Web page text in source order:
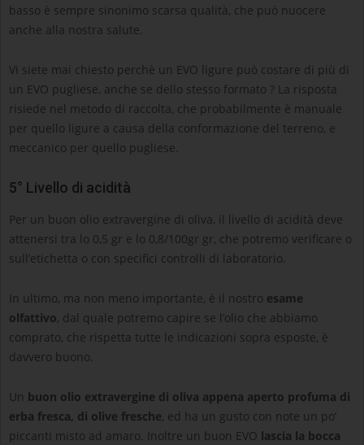
basso è sempre sinonimo scarsa qualità, che può nuocere
anche alla nostra salute.
Vi siete mai chiesto perchè un EVO ligure può costare di più di
un EVO pugliese, anche se dello stesso formato ? La risposta
risiede nel metodo di raccolta, che probabilmente è manuale
per quello ligure a causa della conformazione del terreno, e
meccanico per quello pugliese.
5° Livello di acidità
Per un buon olio extravergine di oliva, il livello di acidità deve
attenersi tra lo 0,5 gr e lo 0,8/100gr gr, che potremo verificare o
sull’etichetta o con specifici controlli di laboratorio.
In ultimo, ma non meno importante, è il nostro esame
olfattivo, dal quale potremo capire se l’olio che abbiamo
comprato, che rispetta tutte le indicazioni sopra esposte, è
davvero buono.
Un buon olio extravergine di oliva appena aperto profuma di
erba fresca, di olive fresche, ed ha un gusto con note un po’
piccanti misto ad amaro. Inoltre un buon EVO lascia la bocca